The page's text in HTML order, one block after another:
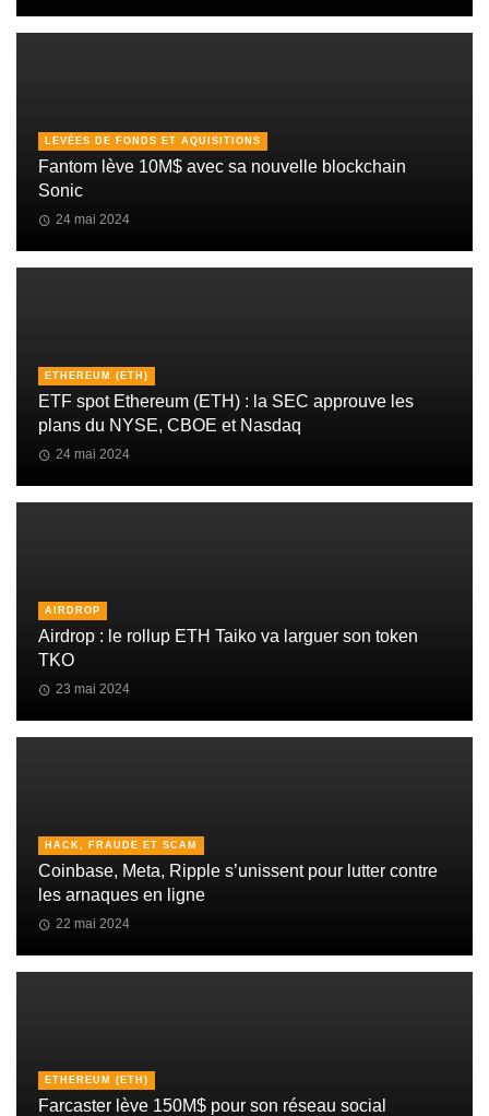
LEVÉES DE FONDS ET AQUISITIONS
Fantom lève 10M$ avec sa nouvelle blockchain
Sonic
24 mai 2024
ETHEREUM (ETH)
ETF spot Ethereum (ETH) : la SEC approuve les
plans du NYSE, CBOE et Nasdaq
24 mai 2024
AIRDROP
Airdrop : le rollup ETH Taiko va larguer son token
TKO
23 mai 2024
HACK, FRAUDE ET SCAM
Coinbase, Meta, Ripple s’unissent pour lutter contre
les arnaques en ligne
22 mai 2024
ETHEREUM (ETH)
Farcaster lève 150M$ pour son réseau social